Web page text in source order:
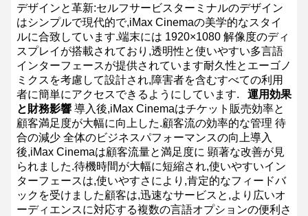
デザインと革新:セルフサービスターミナルのデザイン
はシンプルで現代的で,iMax Cinemaの美学的なスタイ
ルに合致しています.端末には 1920×1080 解像度のディ
スプレイが搭載されており,透明性と使いやすい多言語
インターフェースが提供されています耐久性とエーゴノ
ミクスを考慮して設計され,障害者を含むすべての利用
者に簡単にアクセスできるようにしています.
運用効果
と財務影響 導入後,iMax Cinemaはチケット販売効率と
顧客満足度が大幅に向上した.顧客流の効率的な管理 待
合の減少 全体のビジネスパフォーマンスの向上導入
後,iMax Cinemaは顧客流量と満足度に 顕著な改善が見
られました.待機時間が大幅に短縮され,使いやすいイン
ターフェースは,使いやすさにより,肯定的なフィードバ
ックを受けました顧客は,迅速なサービスと,より広いオ
ーディエンスに対応する複数の言語オプションの便利さ